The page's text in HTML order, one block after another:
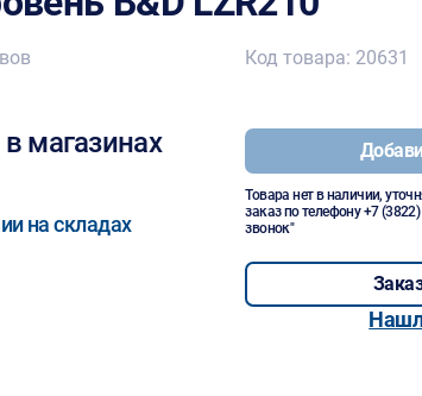
магазинах
на складах
Код товара: 20631
Товара нет в наличии,
заказ по телефону+7
звонок"